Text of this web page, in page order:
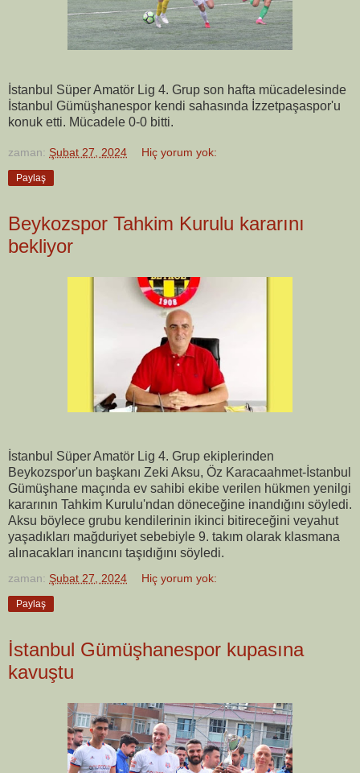
İstanbul Süper Amatör Lig 4. Grup son hafta mücadelesinde
İstanbul Gümüşhanespor kendi sahasında İzzetpaşaspor'u
konuk etti. Mücadele 0-0 bitti.
zaman: Şubat 27, 2024 Hiç yorum yok:
Paylaş
Beykozspor Tahkim Kurulu kararını
bekliyor
İstanbul Süper Amatör Lig 4. Grup ekiplerinden
Beykozspor'un başkanı Zeki Aksu, Öz Karacaahmet-İstanbul
Gümüşhane maçında ev sahibi ekibe verilen hükmen yenilgi
kararının Tahkim Kurulu'ndan döneceğine inandığını söyledi.
Aksu böylece grubu kendilerinin ikinci bitireceğini veyahut
yaşadıkları mağduriyet sebebiyle 9. takım olarak klasmana
alınacakları inancını taşıdığını söyledi.
zaman: Şubat 27, 2024 Hiç yorum yok:
Paylaş
İstanbul Gümüşhanespor kupasına
kavuştu